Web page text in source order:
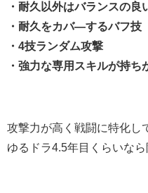
・耐久以外はバランスの良
・耐久をカバ―するバフ技
・4技ランダム攻撃
・強力な専用スキルが持ち
攻撃力が高く戦闘に特化し
ゆるドラ4.5年目くらいな